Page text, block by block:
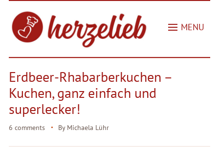
MENU
Erdbeer-Rhabarberkuchen –
Kuchen, ganz einfach und
superlecker!
6 comments By Michaela Lühr